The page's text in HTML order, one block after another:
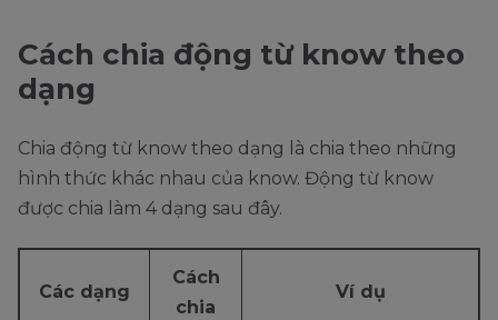
Cách chia động từ know theo
dạng
Chia động từ know theo dạng là chia theo những
hình thức khác nhau của know. Động từ know
được chia làm 4 dạng sau đây.
Các dạng
Cách
chia
Ví dụ